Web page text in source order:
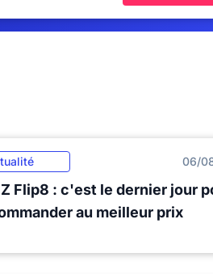
06/
Flip8 : c'est le dernier jour
au meilleur prix